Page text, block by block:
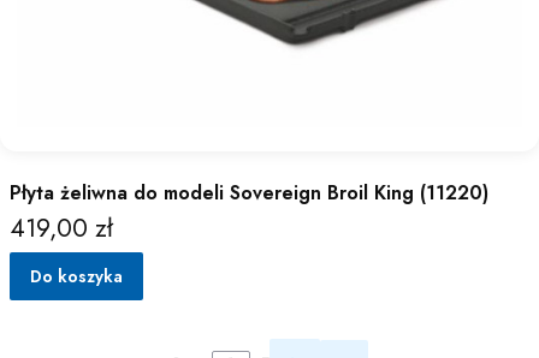
Płyta żeliwna do modeli Sovereign Broil King (11220)
Cena
419,00 zł
Do koszyka